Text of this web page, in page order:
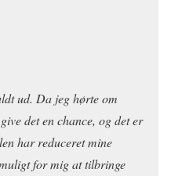
ud. Da jeg hørte om
det en chance, og det er
har reduceret mine
for mig at tilbringe